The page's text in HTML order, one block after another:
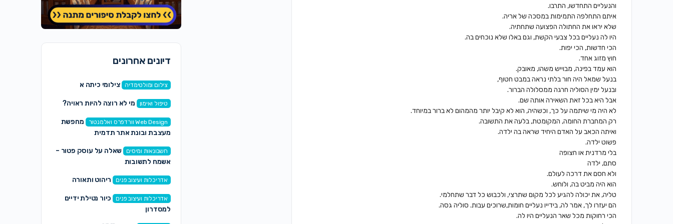
והנעליים התחדשו, התרבו.
איתם התחלפה התמימות במסכה של אריה.
שלא יראו את החתולה הפצועה שתחתיה.
היו לה נעליים בכל צבעי הקשת, וגם באלו שלא נוכחים בה.
הכי חדשות, הכי יפות.
חוץ מזוג אחד.
הוא עמד בפינה, מבוייש משהו, מאובק.
בנעל שמאל היה חור בלתי נראה במבט חטוף,
ובנעל ימין הסוליה חרגה ממסלולה הברור.
אבל היא בכל זאת השאירה אותה שם.
לא היה מי שיתמה על כך, וכשהיה, הוא לא קיבל יותר מהמהום לא ברור במיוחד.
רק המחברת החומה, המקומטת, בלעה את התשובה.
ואיתה הכאב על האדם היחיד שראה בה ילדה.
פשוט ילדה.
בלי מרדנית או חצופה
סתם, ילדה
ולא חסם את דרכה לעולם.
הוא היה מביט בה, ולוחש.
טליה, את יכולה להגיע לכל מקום שתרצי, ולכבוש כל דבר שתחלמי.
הם יעזרו לך, אמר לה, בידייו נעליים חומות,שרוכים עבות. סוליה גסה.
הכי רחוקות מכל שאר הנעליים היו לה.
דיונים אחרונים
צילום ומולטימדיה צילומי כיתה א
טיפול ואימון מי לא רוצה להיות ראויה?
Web Design וורדפרס ואלמנטור
מחפשת
מעצבת ובונת אתר תדמית
חשבונאות ומיסים
שאלה על עוסק פטור –
אשמח לתשובות
אדריכלות ועיצוב פנים ריהוט ותאורה
אדריכלות ועיצוב פנים
כיור נטילת ידיים
למסדרון